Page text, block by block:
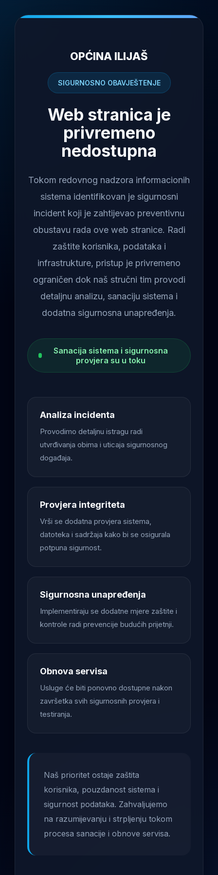
OPĆINA ILIJAŠ
SIGURNOSNO OBAVJEŠTENJE
Web stranica je
privremeno
nedostupna
Tokom redovnog nadzora informacionih
sistema identifikovan je sigurnosni
incident koji je zahtijevao preventivnu
obustavu rada ove web stranice. Radi
zaštite korisnika, podataka i
infrastrukture, pristup je privremeno
ograničen dok naš stručni tim provodi
detaljnu analizu, sanaciju sistema i
dodatna sigurnosna unapređenja.
Sanacija sistema i sigurnosna
provjera su u toku
Analiza incidenta
Provodimo detaljnu istragu radi
utvrđivanja obima i uticaja sigurnosnog
događaja.
Provjera integriteta
Vrši se dodatna provjera sistema,
datoteka i sadržaja kako bi se osigurala
potpuna sigurnost.
Sigurnosna unapređenja
Implementiraju se dodatne mjere zaštite i
kontrole radi prevencije budućih prijetnji.
Obnova servisa
Usluge će biti ponovno dostupne nakon
završetka svih sigurnosnih provjera i
testiranja.
Naš prioritet ostaje zaštita
korisnika, pouzdanost sistema i
sigurnost podataka. Zahvaljujemo
na razumijevanju i strpljenju tokom
procesa sanacije i obnove servisa.